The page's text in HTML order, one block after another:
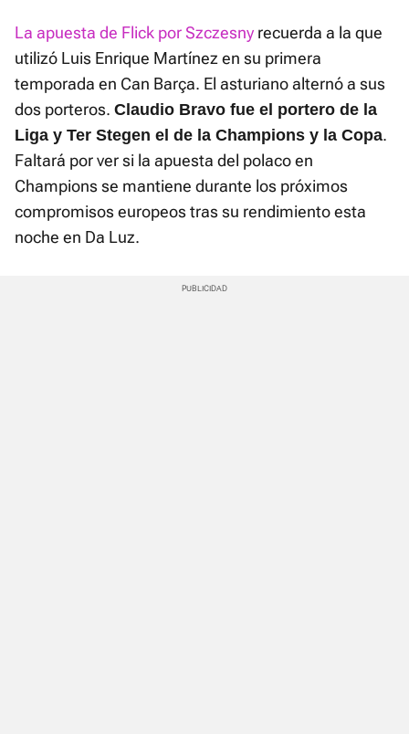
La apuesta de Flick por Szczesny recuerda a la que
utilizó Luis Enrique Martínez en su primera
temporada en Can Barça. El asturiano alternó a sus
dos porteros. Claudio Bravo fue el portero de la
Liga y Ter Stegen el de la Champions y la Copa.
Faltará por ver si la apuesta del polaco en
Champions se mantiene durante los próximos
compromisos europeos tras su rendimiento esta
noche en Da Luz.